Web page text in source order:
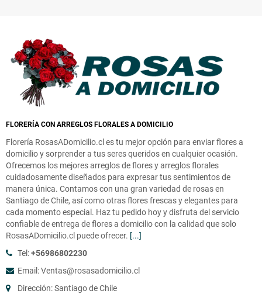
FLORERÍA CON ARREGLOS FLORALES A DOMICILIO
Florería RosasADomicilio.cl es tu mejor opción para enviar flores a
domicilio y sorprender a tus seres queridos en cualquier ocasión.
Ofrecemos los mejores arreglos de flores y arreglos florales
cuidadosamente diseñados para expresar tus sentimientos de
manera única. Contamos con una gran variedad de rosas en
Santiago de Chile, así como otras flores frescas y elegantes para
cada momento especial. Haz tu pedido hoy y disfruta del servicio
confiable de entrega de flores a domicilio con la calidad que solo
RosasADomicilio.cl puede ofrecer. [...]
Tel:+56986802230
Email: Ventas@rosasadomicilio.cl
Dirección: Santiago de Chile